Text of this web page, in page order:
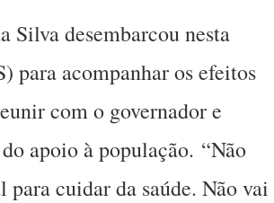
desembarcou nesta
para acompanhar os efeitos
com o governador e
apoio à população. “Não
cuidar da saúde. Não vai